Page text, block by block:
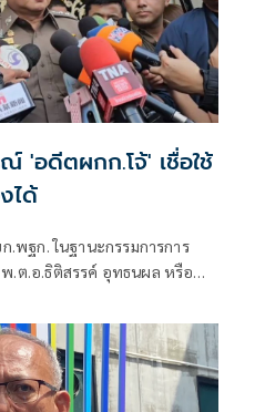
'อดีตผกก.โจ้' เชื่อใช้
ได้
.พฐก. ในฐานะกรรมการการ
พ.ต.อ.ธิติสรรค์ อุทธนผล หรือ
องเหตุการณ์การเสียชีวิตพ.ต.อ.
กำกับโจ้